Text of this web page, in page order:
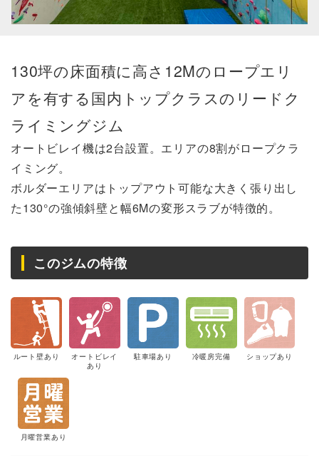
130坪の床面積に高さ12Mのロープエリ
アを有する国内トップクラスのリードク
ライミングジム
オートビレイ機は2台設置。エリアの8割がロープクラ
イミング。
ボルダーエリアはトップアウト可能な大きく張り出し
た130°の強傾斜壁と幅6Mの変形スラブが特徴的。
このジムの特徴
ルート壁あり
オートビレイ
あり
駐車場あり 冷暖房完備 ショップあり
月曜営業あり